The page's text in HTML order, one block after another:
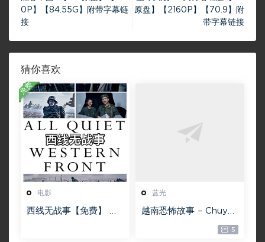
0P】【84.55G】附带字幕链
接
原盘】【2160P】【70.9】附
带字幕链接
猜你喜欢
电影
西线无战事【免费】 W
免费
蓝光
越南恐怖故事 – Chuyện
][22GB][1080P][115网
5